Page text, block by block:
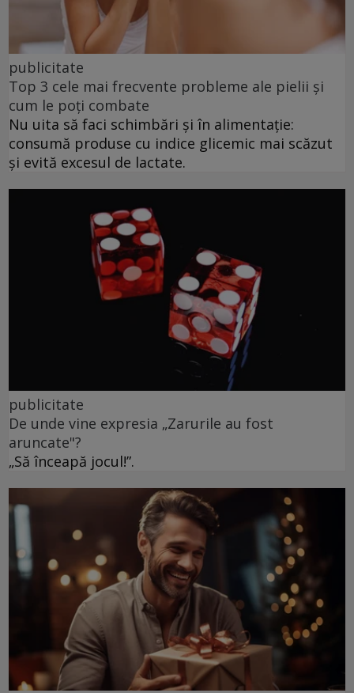
publicitate
Top 3 cele mai frecvente probleme ale pielii și
cum le poți combate
Nu uita să faci schimbări și în alimentație:
consumă produse cu indice glicemic mai scăzut
și evită excesul de lactate.
publicitate
De unde vine expresia „Zarurile au fost
aruncate"?
„Să înceapă jocul!”.